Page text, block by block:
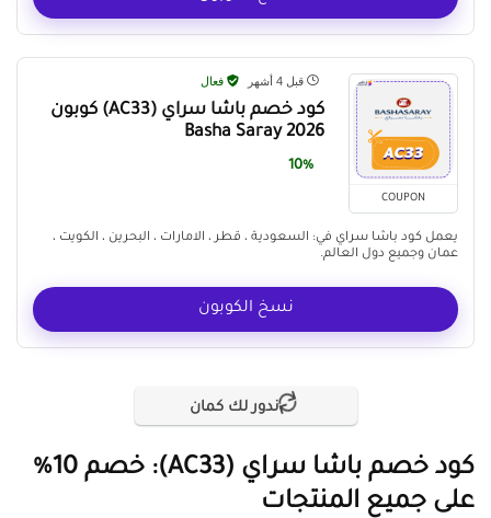
COUPON
قبل 4 أشهر فعال
كود خصم باشا سراي (AC33) كوبون
Basha Saray 2026
10%
يعمل كود باشا سراي في: السعودية ، قطر ، الامارات ، البحرين ، الكويت ،
عمان وجميع دول العالم.
نسخ الكوبون
ندور لك كمان
كود خصم باشا سراي (AC33): خصم 10%
على جميع المنتجات